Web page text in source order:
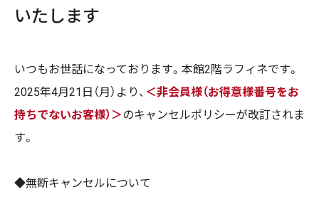
いたします
いつもお世話になっております。本館2階ラフィネです。
2025年4月21日（月）より、 ＜非会員様（お得意様番号をお
持ちでないお客様）＞のキャンセルポリシーが改訂されま
す。
◆無断キャンセルについて